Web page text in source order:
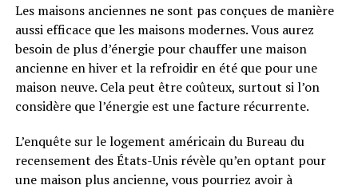
Les maisons anciennes ne sont pas conçues de manière
aussi efficace que les maisons modernes. Vous aurez
besoin de plus d’énergie pour chauffer une maison
ancienne en hiver et la refroidir en été que pour une
maison neuve. Cela peut être coûteux, surtout si l’on
considère que l’énergie est une facture récurrente.
L’enquête sur le logement américain du Bureau du
recensement des États-Unis révèle qu’en optant pour
une maison plus ancienne, vous pourriez avoir à